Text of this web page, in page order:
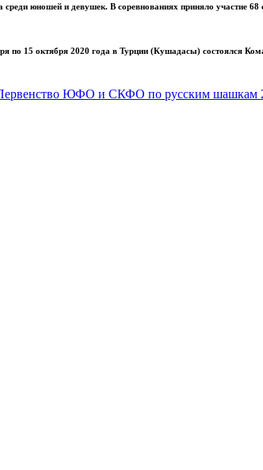
юношей и девушек. В соревнованиях приняло участие
по 15 октября 2020 года в Турции (Кушадасы) состоялся
ЮФО и СКФО по русским шашкам